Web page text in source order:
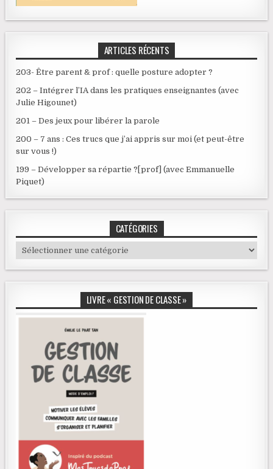
ARTICLES RÉCENTS
203- Être parent & prof : quelle posture adopter ?
202 – Intégrer l’IA dans les pratiques enseignantes (avec
Julie Higounet)
201 – Des jeux pour libérer la parole
200 – 7 ans : Ces trucs que j’ai appris sur moi (et peut-être
sur vous !)
199 – Développer sa répartie ?[prof] (avec Emmanuelle
Piquet)
CATÉGORIES
Catégories
LIVRE « GESTION DE CLASSE »